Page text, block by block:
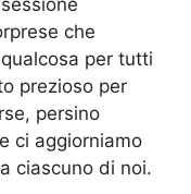
che
per tutti
prezioso per
persino
ci aggiorniamo
ciascuno di noi.